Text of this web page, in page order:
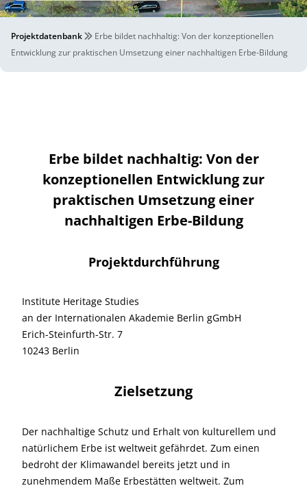
Projektdatenbank
Erbe bildet nachhaltig: Von der konzeptionellen
Entwicklung zur praktischen Umsetzung einer nachhaltigen Erbe-Bildung
Erbe bildet nachhaltig: Von der
konzeptionellen Entwicklung zur
praktischen Umsetzung einer
nachhaltigen Erbe-Bildung
Projektdurchführung
Institute Heritage Studies
an der Internationalen Akademie Berlin gGmbH
Erich-Steinfurth-Str. 7
10243 Berlin
Zielsetzung
Der nachhaltige Schutz und Erhalt von kulturellem und
natürlichem Erbe ist weltweit gefährdet. Zum einen
bedroht der Klimawandel bereits jetzt und in
zunehmendem Maße Erbestätten weltweit. Zum